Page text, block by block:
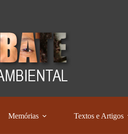
Memórias Textos e Artigos